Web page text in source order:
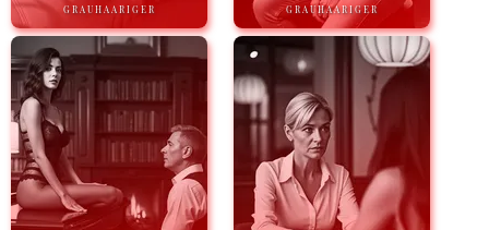
GRAUHAARIGER GRAUHAARIGER